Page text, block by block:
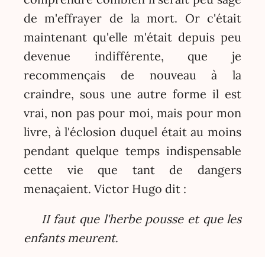
de m'effrayer de la mort. Or c'était
maintenant qu'elle m'était depuis peu
devenue indifférente, que je
recommençais de nouveau à la
craindre, sous une autre forme il est
vrai, non pas pour moi, mais pour mon
livre, à l'éclosion duquel était au moins
pendant quelque temps indispensable
cette vie que tant de dangers
menaçaient. Victor Hugo dit :
II faut que l'herbe pousse et que les
enfants meurent.